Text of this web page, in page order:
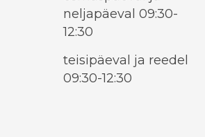
neljapäeval 09:30-
12:30
teisipäeval ja reedel
09:30-12:30